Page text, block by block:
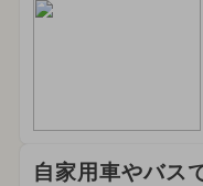
自家用車やバス